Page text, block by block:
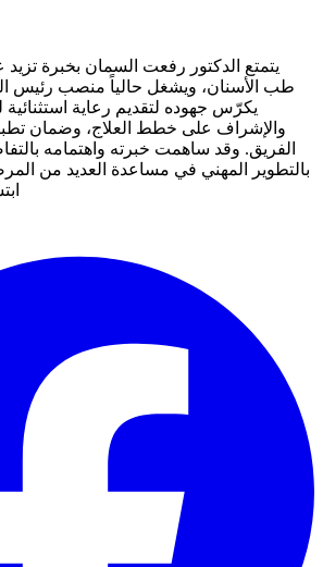
طب الأسنان، ويشغل حالياً منصب رئيس
والإشراف على خطط العلاج، وضمان
الفريق. وقد ساهمت خبرته واهتمامه
بالتطوير المهني في مساعدة العديد من